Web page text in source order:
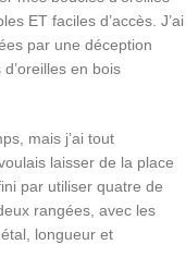
ET faciles d’accès. J’ai
par une déception
en bois
mais j’ai tout
laisser de la place
par utiliser quatre de
rangées, avec les
longueur et